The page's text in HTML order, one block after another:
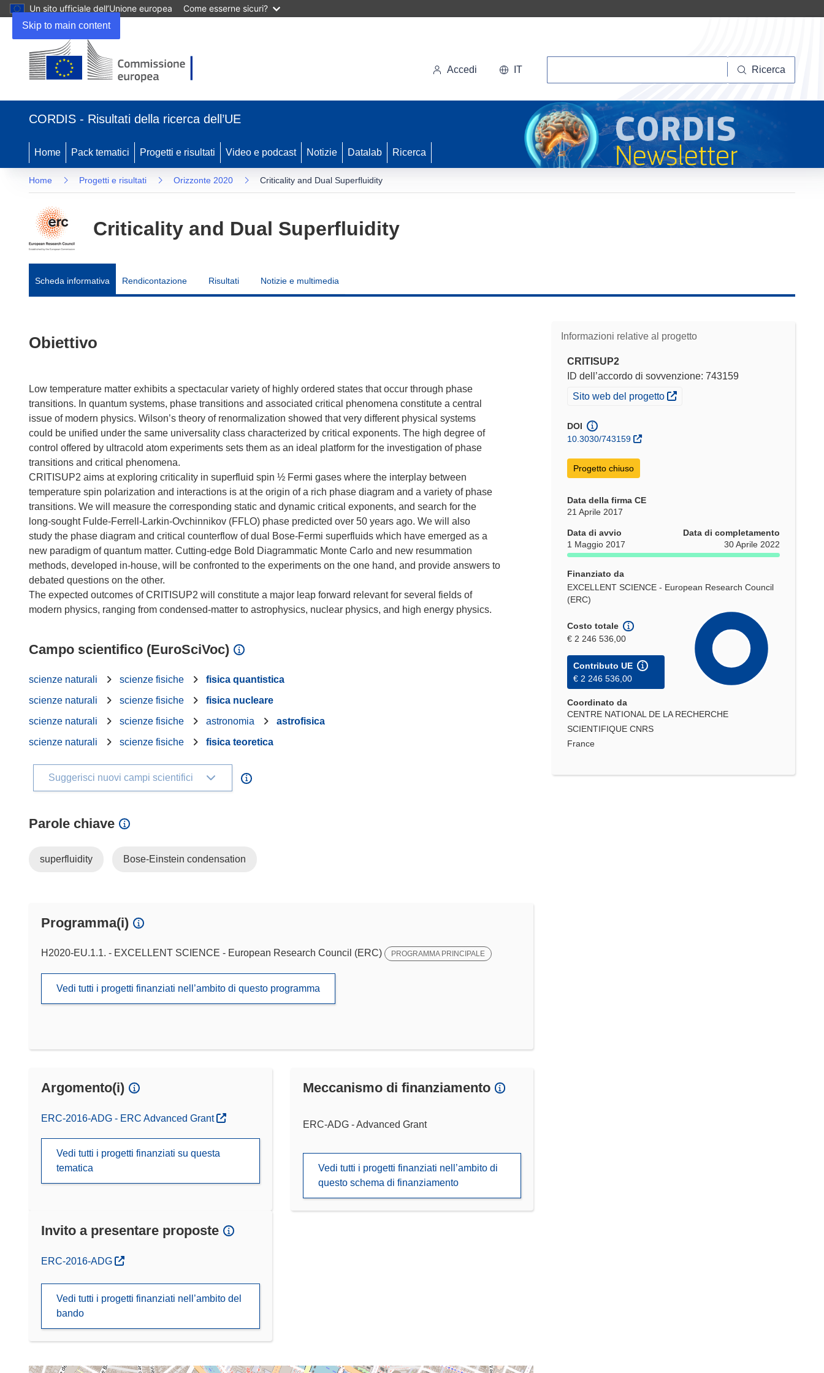
Skip to main content
Un sito ufficiale dell’Unione europea Come esserne sicuri?
Accedi IT Ricerca
CORDIS - Risultati della ricerca dell’UE
Home Pack tematici Progetti e risultati Video e podcast Notizie Datalab Ricerca
Home Progetti e risultati Orizzonte 2020 Criticality and Dual Superfluidity
Criticality and Dual Superfluidity
Scheda informativa Rendicontazione Risultati Notizie e multimedia
Informazioni relative al progetto
CRITISUP2
ID dell’accordo di sovvenzione: 743159
(si apre in una nuova finestra)
Sito web del progetto
DOI
10.3030/743159
Progetto chiuso
Data della firma CE
21 Aprile 2017
Data di avvio
1 Maggio 2017
Data di completamento
30 Aprile 2022
Finanziato da
EXCELLENT SCIENCE - European Research Council
(ERC)
Costo totale
€ 2 246 536,00
Contributo UE
€ 2 246 536,00
Coordinato da
CENTRE NATIONAL DE LA RECHERCHE
SCIENTIFIQUE CNRS
France
Obiettivo
Low temperature matter exhibits a spectacular variety of highly ordered states that occur through phase
transitions. In quantum systems, phase transitions and associated critical phenomena constitute a central
issue of modern physics. Wilson’s theory of renormalization showed that very different physical systems
could be unified under the same universality class characterized by critical exponents. The high degree of
control offered by ultracold atom experiments sets them as an ideal platform for the investigation of phase
transitions and critical phenomena.
CRITISUP2 aims at exploring criticality in superfluid spin ½ Fermi gases where the interplay between
temperature spin polarization and interactions is at the origin of a rich phase diagram and a variety of phase
transitions. We will measure the corresponding static and dynamic critical exponents, and search for the
long-sought Fulde-Ferrell-Larkin-Ovchinnikov (FFLO) phase predicted over 50 years ago. We will also
study the phase diagram and critical counterflow of dual Bose-Fermi superfluids which have emerged as a
new paradigm of quantum matter. Cutting-edge Bold Diagrammatic Monte Carlo and new resummation
methods, developed in-house, will be confronted to the experiments on the one hand, and provide answers to
debated questions on the other.
The expected outcomes of CRITISUP2 will constitute a major leap forward relevant for several fields of
Campo scientifico (EuroSciVoc)
scienze naturali scienze fisiche
fisica quantistica
scienze naturali
scienze fisiche
fisica nucleare
scienze naturali
scienze fisiche astronomia
astrofisica
scienze naturali
scienze fisiche fisica teoretica
Suggerisci nuovi campi scientifici
Parole chiave
superfluidity Bose-Einstein condensation
Programma(i)
H2020-EU.1.1. - EXCELLENT SCIENCE - European Research Council (ERC) PROGRAMMA PRINCIPALE
Vedi tutti i progetti finanziati nell’ambito di questo programma
Argomento(i)
ERC-2016-ADG - ERC Advanced Grant
Vedi tutti i progetti finanziati su questa
tematica
Meccanismo di finanziamento
ERC-ADG - Advanced Grant
Vedi tutti i progetti finanziati nell’ambito di
questo schema di finanziamento
Invito a presentare proposte
(si apre in una nuova finestra)
ERC-2016-ADG
Vedi tutti i progetti finanziati nell’ambito del
bando